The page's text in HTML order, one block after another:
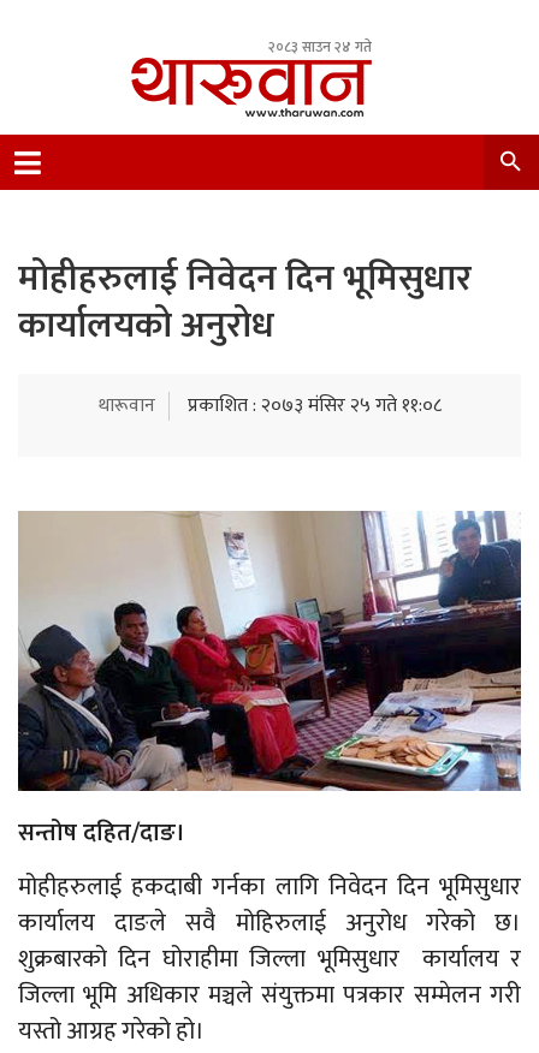
२०८३ साउन २४ गते
Nepal.
मोहीहरुलाई निवेदन दिन भूमिसुधार
कार्यालयको अनुरोध
थारूवान प्रकाशित : २०७३ मंसिर २५ गते ११:०८
सन्तोष दहित/दाङ।
मोहीहरुलाई हकदाबी गर्नका लागि निवेदन दिन भूमिसुधार
कार्यालय दाङले सवै मोहिरुलाई अनुरोध गरेको छ।
शुक्रबारको दिन घोराहीमा जिल्ला भूमिसुधार कार्यालय र
जिल्ला भूमि अधिकार मञ्चले संयुक्तमा पत्रकार सम्मेलन गरी
यस्तो आग्रह गरेको हो।